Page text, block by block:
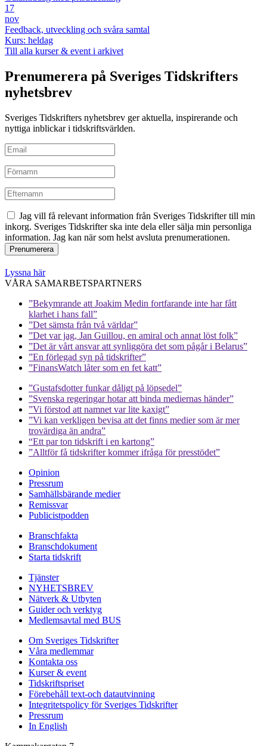
17
nov
Feedback, utveckling och svåra samtal
Kurs: heldag
Till alla kurser & event i arkivet
Prenumerera på Sveriges Tidskrifters
nyhetsbrev
Sveriges Tidskrifters nyhetsbrev ger aktuella, inspirerande och
nyttiga inblickar i tidskriftsvärlden.
Jag vill få relevant information från Sveriges Tidskrifter till min
inkorg. Sveriges Tidskrifter ska inte dela eller sälja min personliga
information. Jag kan när som helst avsluta prenumerationen.
Lyssna här
VÅRA SAMARBETSPARTNERS
”Bekymrande att Joakim Medin fortfarande inte har fått
klarhet i hans fall”
”Det sämsta från två världar”
”Det var jag, Jan Guillou, en amiral och annat löst folk”
”Det är vårt ansvar att synliggöra det som pågår i Belarus”
”En förlegad syn på tidskrifter”
”FinansWatch låter som en fet katt”
”Gustafsdotter funkar dåligt på löpsedel”
”Svenska regeringar hotar att binda mediernas händer”
”Vi förstod att namnet var lite kaxigt”
”Vi kan verkligen bevisa att det finns medier som är mer
trovärdiga än andra”
“Ett par ton tidskrift i en kartong”
”Alltför få tidskrifter kommer ifråga för presstödet”
Opinion
Pressrum
Samhällsbärande medier
Remissvar
Publicistpodden
Branschfakta
Branschdokument
Starta tidskrift
Tjänster
NYHETSBREV
Nätverk & Utbyten
Guider och verktyg
Medlemsavtal med BUS
Om Sveriges Tidskrifter
Våra medlemmar
Kontakta oss
Kurser & event
Tidskriftspriset
Förebehåll text-och datautvinning
Integritetspolicy för Sveriges Tidskrifter
Pressrum
In English